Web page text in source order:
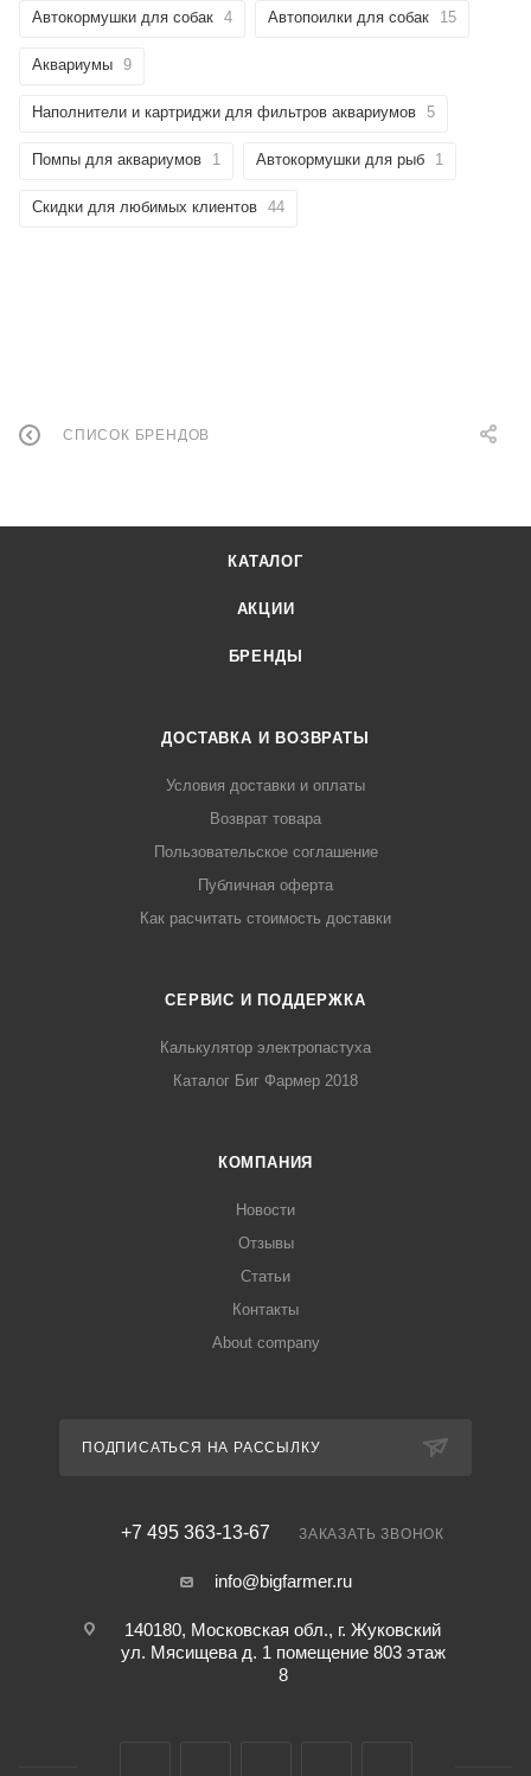
Автокормушки для собак 4 Автопоилки для собак 15
Аквариумы 9
Наполнители и картриджи для фильтров аквариумов 5
Помпы для аквариумов 1 Автокормушки для рыб 1
Скидки для любимых клиентов 44
СПИСОК БРЕНДОВ
КАТАЛОГ
АКЦИИ
БРЕНДЫ
ДОСТАВКА И ВОЗВРАТЫ
Условия доставки и оплаты
Возврат товара
Пользовательское соглашение
Публичная оферта
Как расчитать стоимость доставки
СЕРВИС И ПОДДЕРЖКА
Калькулятор электропастуха
Каталог Биг Фармер 2018
КОМПАНИЯ
Новости
Отзывы
Статьи
Контакты
About company
ПОДПИСАТЬСЯ НА РАССЫЛКУ
+7 495 363-13-67 ЗАКАЗАТЬ ЗВОНОК
info@bigfarmer.ru
140180, Московская обл., г. Жуковский
ул. Мясищева д. 1 помещение 803 этаж
8